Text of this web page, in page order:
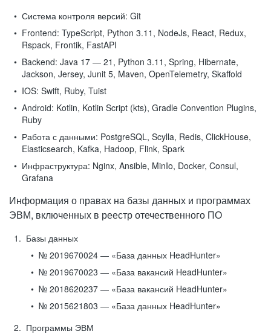
Система контроля версий: Git
Frontend: TypeScript, Python 3.11, NodeJs, React, Redux,
Rspack, Frontik, FastAPI
Backend: Java 17 — 21, Python 3.11, Spring, Hibernate,
Jackson, Jersey, Junit 5, Maven, OpenTelemetry, Skaffold
IOS: Swift, Ruby, Tuist
Android: Kotlin, Kotlin Script (kts), Gradle Convention Plugins,
Ruby
Работа с данными: PostgreSQL, Scylla, Redis, ClickHouse,
Elasticsearch, Kafka, Hadoop, Flink, Spark
Инфраструктура: Nginx, Ansible, MinIo, Docker, Consul,
Grafana
Информация о правах на базы данных и программах
ЭВМ, включенных в реестр отечественного ПО
Базы данных
№ 2019670024 — «База данных HeadHunter»
№ 2019670023 — «База вакансий HeadHunter»
№ 2018620237 — «База вакансий HeadHunter»
№ 2015621803 — «База данных HeadHunter»
Программы ЭВМ